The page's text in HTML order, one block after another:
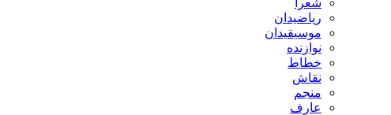
شعرا
ریاضیدان
موسیقیدان
نوازنده
خطاط
نقاش
منجم
عارف